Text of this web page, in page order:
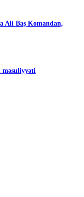
Ali Baş Komandan,
məsuliyyəti